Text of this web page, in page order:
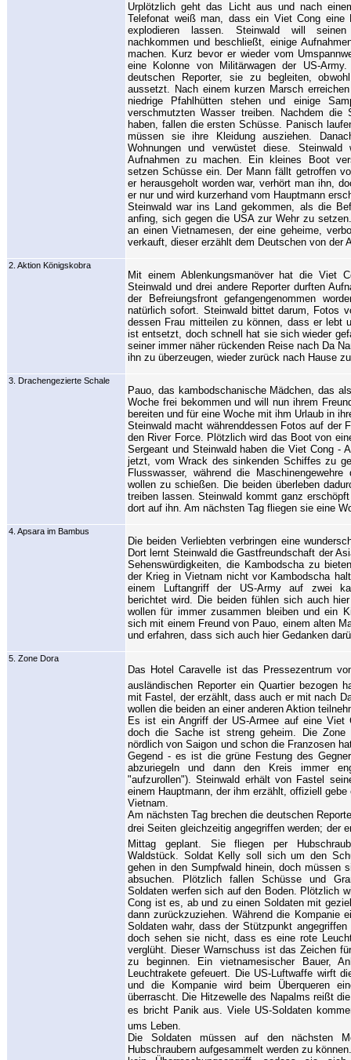
Urplötzlich geht das Licht aus und nach
Telefonat weiß man, dass ein Viet Cong eine
explodieren lassen. Steinwald will
nachkommen und beschließt, einige
machen. Kurz bevor er wieder vom
eine Kolonne von Militärwagen der US-
deutschen Reporter, sie zu begleiten,
aussetzt. Nach einem kurzen Marsch
niedrige Pfahlhütten stehen und einige
verschmutzten Wasser treiben. Nachdem die
haben, fallen die ersten Schüsse. Panisch
müssen sie ihre Kleidung ausziehen.
Wohnungen und verwüstet diese. Steinwald
Aufnahmen zu machen. Ein kleines Boot
setzen Schüsse ein. Der Mann fällt getroffen
er herausgeholt worden war, verhört man ihn,
er nur und wird kurzerhand vom Hauptmann
Steinwald war ins Land gekommen, als die
anfing, sich gegen die USA zur Wehr zu
an einen Vietnamesen, der eine geheime,
verkauft, dieser erzählt dem Deutschen von der
2. Aktion Königskobra
Mit einem Ablenkungsmanöver hat die Viet
Steinwald und drei andere Reporter durften
der Befreiungsfront gefangengenommen
natürlich sofort. Steinwald bittet darum, Fotos
dessen Frau mitteilen zu können, dass er lebt
ist entsetzt, doch schnell hat sie sich wieder
seiner immer näher rückenden Reise nach Da
ihn zu überzeugen, wieder zurück nach Hause
3. Drachengezierte Schale
Pauo, das kambodschanische Mädchen, das
Woche frei bekommen und will nun ihrem
bereiten und für eine Woche mit ihm Urlaub in
Steinwald macht währenddessen Fotos auf der
den River Force. Plötzlich wird das Boot von
Sergeant und Steinwald haben die Viet Cong -
jetzt, vom Wrack des sinkenden Schiffes zu
Flusswasser, während die
wollen zu schießen. Die beiden überleben
treiben lassen. Steinwald kommt ganz
dort auf ihn. Am nächsten Tag fliegen sie eine
4. Apsara im Bambus
Die beiden Verliebten verbringen eine
Dort lernt Steinwald die Gastfreundschaft der
Sehenswürdigkeiten, die Kambodscha zu
der Krieg in Vietnam nicht vor Kambodscha
einem Luftangriff der US-Army auf zwei
berichtet wird. Die beiden fühlen sich auch
wollen für immer zusammen bleiben und ein
sich mit einem Freund von Pauo, einem alten
und erfahren, dass sich auch hier Gedanken
5. Zone Dora
Das Hotel Caravelle ist das Pressezentrum
ausländischen Reporter ein Quartier bezogen
mit Fastel, der erzählt, dass auch er mit nach
wollen die beiden an einer anderen Aktion
Es ist ein Angriff der US-Armee auf eine Viet
doch die Sache ist streng geheim. Die Zone
nördlich von Saigon und schon die Franzosen
Gegend - es ist die grüne Festung des
abzuriegeln und dann den Kreis immer
"aufzurollen"). Steinwald erhält von Fastel
einem Hauptmann, der ihm erzählt, offiziell
Vietnam.
Am nächsten Tag brechen die deutschen
drei Seiten gleichzeitig angegriffen werden; der
Mittag geplant. Sie fliegen per
Waldstück. Soldat Kelly soll sich um den
gehen in den Sumpfwald hinein, doch müssen
absuchen. Plötzlich fallen Schüsse und
Soldaten werfen sich auf den Boden. Plötzlich
Cong ist es, ab und zu einen Soldaten mit
dann zurückzuziehen. Während die Kompanie
Soldaten wahr, dass der Stützpunkt
doch sehen sie nicht, dass es eine rote
verglüht. Dieser Warnschuss ist das Zeichen
zu beginnen. Ein vietnamesischer Bauer,
Leuchtrakete gefeuert. Die US-Luftwaffe wirft
und die Kompanie wird beim Überqueren
überrascht. Die Hitzewelle des Napalms reißt
es bricht Panik aus. Viele US-Soldaten
ums Leben.
Die Soldaten müssen auf den nächsten
Hubschraubern aufgesammelt werden zu